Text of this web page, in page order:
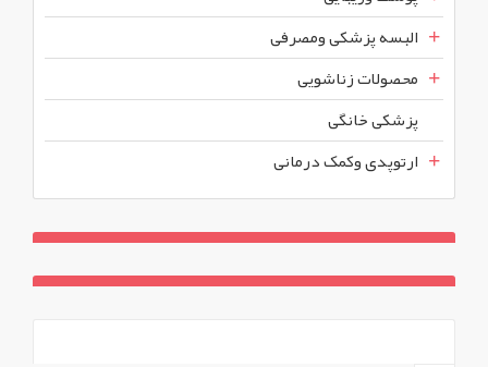
البسه پزشکی ومصرفی
محصولات زناشویی
پزشکی خانگی
ارتوپدی وکمک درمانی